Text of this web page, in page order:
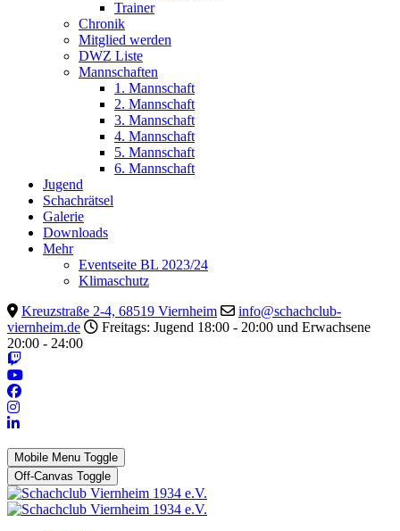
Trainer
Chronik
Mitglied werden
DWZ Liste
Mannschaften
1. Mannschaft
2. Mannschaft
3. Mannschaft
4. Mannschaft
5. Mannschaft
6. Mannschaft
Jugend
Schachrätsel
Galerie
Downloads
Mehr
Eventseite BL 2023/24
Klimaschutz
Kreuzstraße 2-4, 68519 Viernheim
info@schachclub-
viernheim.de
Freitags: Jugend 18:00 - 20:00 und Erwachsene
20:00 - 24:00
Mobile Menu Toggle
Off-Canvas Toggle